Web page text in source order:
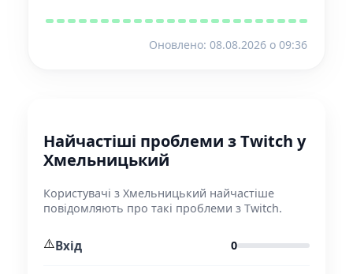
Оновлено: 08.08.2026 o 09:36
Найчастіші проблеми з Twitch у
Хмельницький
Користувачі з Хмельницький найчастіше
повідомляють про такі проблеми з Twitch.
⚠️Вхід 0